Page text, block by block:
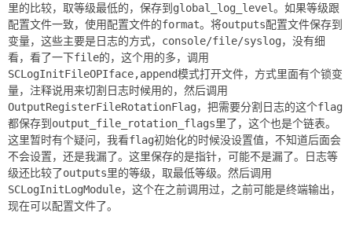
里的比较，取等级最低的，保存到global_log_level。如果等级跟
配置文件一致，使用配置文件的format。将outputs配置文件保存到
变量，这些主要是日志的方式，console/file/syslog，没有细
看，看了一下file的，这个用的多，调用
SCLogInitFileOPIface,append模式打开文件，方式里面有个锁变
量，注释说用来切割日志时候用的，然后调用
OutputRegisterFileRotationFlag，把需要分割日志的这个flag
都保存到output_file_rotation_flags里了，这个也是个链表。
这里暂时有个疑问，我看flag初始化的时候没设置值，不知道后面会
不会设置，还是我漏了。这里保存的是指针，可能不是漏了。日志等
级还比较了outputs里的等级，取最低等级。然后调用
SCLogInitLogModule，这个在之前调用过，之前可能是终端输出，
现在可以配置文件了。